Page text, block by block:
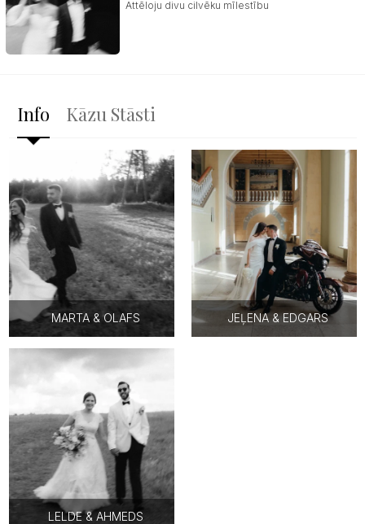
Attēloju divu cilvēku mīlestību
Info Kāzu Stāsti
MARTA & OLAFS JEĻENA & EDGARS
LELDE & AHMEDS